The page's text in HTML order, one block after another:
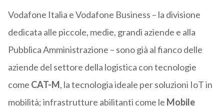
Vodafone Italia e Vodafone Business – la divisione
dedicata alle piccole, medie, grandi aziende e alla
Pubblica Amministrazione – sono già al fianco delle
aziende del settore della logistica con tecnologie
come CAT-M, la tecnologia ideale per soluzioni IoT in
mobilità; infrastrutture abilitanti come le Mobile